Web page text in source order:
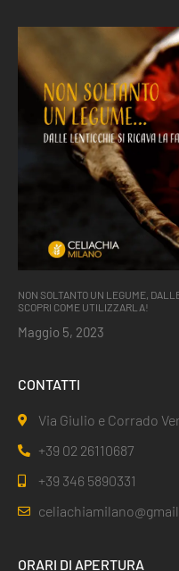
NON SOLTANTO UN LEGUME,
SCOPRI COME UTILIZZARLA!
Maggio 5, 2023
CONTATTI
Via Giulio e Corrado
+39 02 26110687
+39 346 5890331
ORARI DI APERTURA